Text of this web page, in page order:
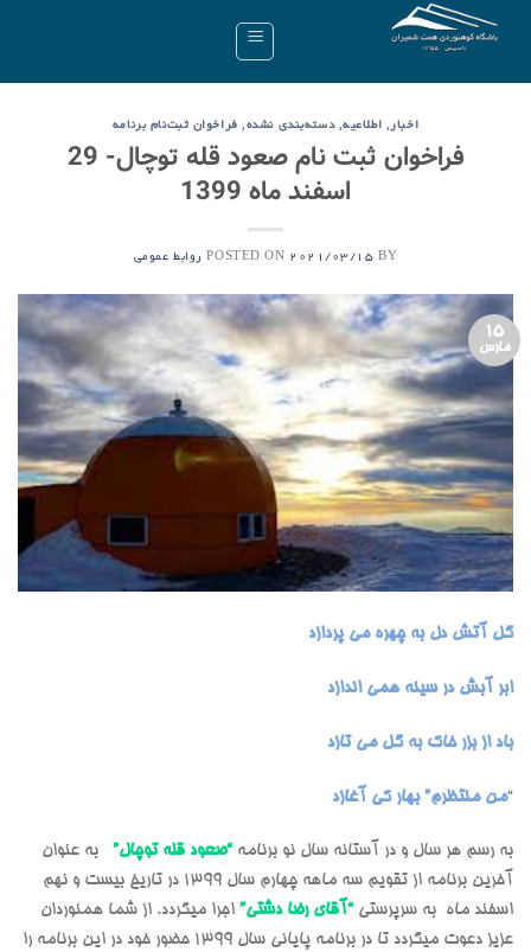
اخبار, اطلاعیه,دسته‌بندی نشده, فراخوان ثبت‌نام برنامه
فراخوان ثبت نام صعود قله توچال- 29
اسفند ماه 1399
POSTED ON 2021/03/15 BY روابط عمومی
15
مارس
گل آتش دل به چهره می پردازد
ابر آبش در سینه همی اندازد
باد از بزر خاک به گل می تازد
“من منتظرم” بهار کی آغازد
به رسم هر سال و در آستانه سال نو برنامه “صعود قله توچال”
به عنوان
آخرین برنامه از تقویم سه ماهه چهارم سال 1399 در تاریخ بیست و نهم
اسفند ماه به سرپرستی “آقای رضا دشتی” اجرا میگردد. از شما همنوردان
عزیز دعوت میگردد تا در برنامه پایانی سال 1399 حضور خود در این برنامه را